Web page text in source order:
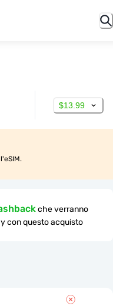
$13.99
che verranno
con questo acquisto